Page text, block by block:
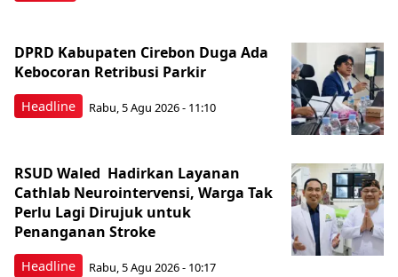
Headline
DPRD Kabupaten Cirebon Duga Ada
Kebocoran Retribusi Parkir
Rabu, 5 Agu 2026 - 11:10
Headline
RSUD Waled Hadirkan Layanan
Cathlab Neurointervensi, Warga Tak
Perlu Lagi Dirujuk untuk
Penanganan Stroke
Rabu, 5 Agu 2026 - 10:17